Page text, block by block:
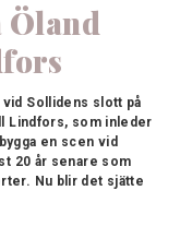
Öland
Sollidens slott på
Lindfors, som inleder
en scen vid
20 år senare som
Nu blir det sjätte